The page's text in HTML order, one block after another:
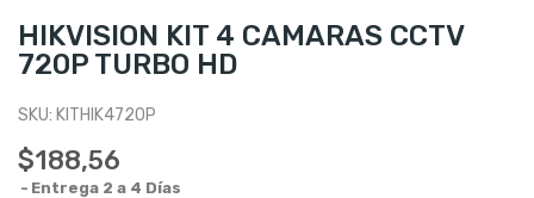
HIKVISION KIT 4 CAMARAS CCTV
720P TURBO HD
SKU: KITHIK4720P
$188,56
Entrega 2 a 4 Días